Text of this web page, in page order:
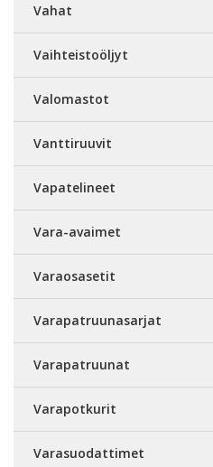
Vahat
Vaihteistoöljyt
Valomastot
Vanttiruuvit
Vapatelineet
Vara-avaimet
Varaosasetit
Varapatruunasarjat
Varapatruunat
Varapotkurit
Varasuodattimet